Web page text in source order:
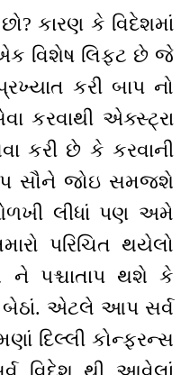
કારણ કે વિદેશમાં
વિશેષ લિફ્ટ છે જે
કરી બાપ નો
કરવાથી એક્સ્ટ્રા
કરી છે કે કરવાની
સૌને જોઇ સમજશે
લીધાં પણ અમે
પરિચિત થયેલો
ને પશ્ચાતાપ થશે કે
બેઠાં. એટલે આપ સર્વ
દિલ્લી કોન્ફરન્સ